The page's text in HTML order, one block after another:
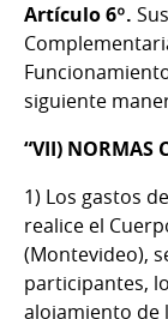
Artículo 6º.
siguiente
“VII) NORMAS
1) Los gastos
realice el
(Montevideo),
participantes,
alojamiento de